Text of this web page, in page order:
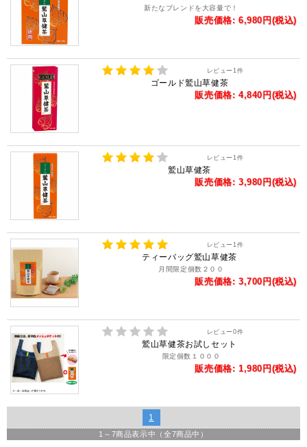
新たなブレンドを大容量で！
販売価格: 6,980円(税込)
レビュー 1 件
ゴールド鷲山草健茶
販売価格: 4,840円(税込)
レビュー 1 件
鷲山草健茶
販売価格: 3,980円(税込)
レビュー 1 件
ティーバッグ鷲山草健茶
月間限定個数２００
販売価格: 3,700円(税込)
レビュー0件
鷲山草健茶お試しセット
限定個数１０００
販売価格: 1,980円(税込)
1
1 ～ 7商品表示中（全7商品中）